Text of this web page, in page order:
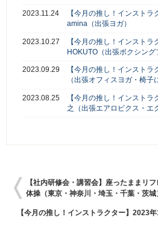
2023.11.24
【今月の推し！インストラ
amina（出張ヨガ）
2023.10.27
【今月の推し！インストラ
HOKUTO（出張ボクシング
2023.09.29
【今月の推し！インスト
（出張オフィスヨガ・椅子
2023.08.25
【今月の推し！インスト
之（出張エアロビクス・エ
【社内研修会・講習会】座ったままリ
体操（東京・神奈川・埼玉・千葉・茨城
【今月の推し！インストラクター】2023